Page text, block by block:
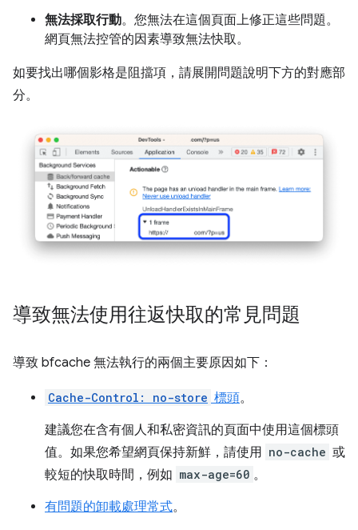
無法採取行動。您無法在這個頁面上修正這些問題。
網頁無法控管的因素導致無法快取。
如要找出哪個影格是阻擋項，請展開問題說明下方的對應部
分。
導致無法使用往返快取的常見問題
導致 bfcache 無法執行的兩個主要原因如下：
Cache-Control: no-store 標頭。
建議您在含有個人和私密資訊的頁面中使用這個標頭
值。如果您希望網頁保持新鮮，請使用 no-cache 或
較短的快取時間，例如 max-age=60 。
有問題的卸載處理常式。